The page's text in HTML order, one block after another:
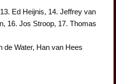
Ed Heijnis, 14. Jeffrey van
16. Jos Stroop, 17. Thomas
de Water, Han van Hees